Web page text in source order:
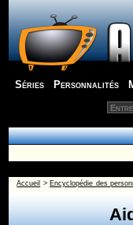
Séries Personnalités
Accueil > Encyclopédie des